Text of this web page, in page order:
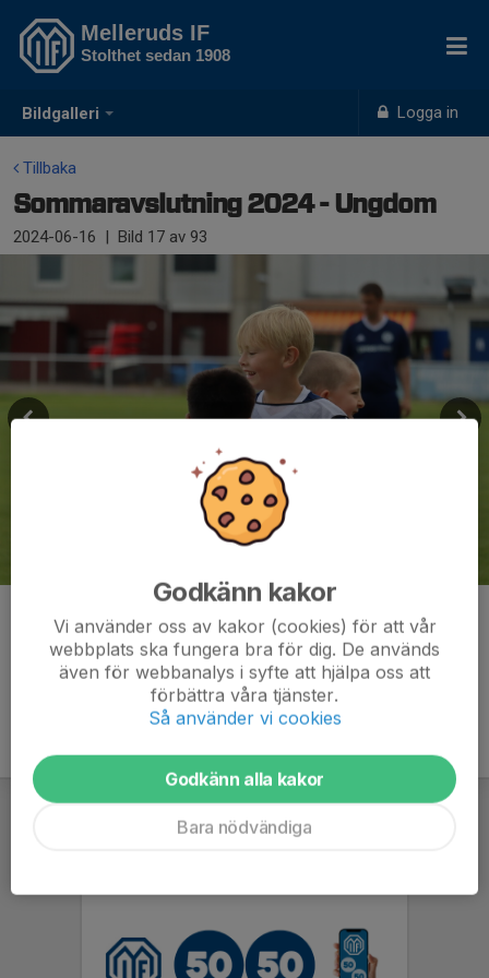
Bildgalleri Logga in
Melleruds IF
Stolthet sedan 1908
Tillbaka
Sommaravslutning 2024 - Ungdom
2024-06-16 | Bild 17 av 93
Kommentarer
Godkänn kakor
Vi använder oss av kakor (cookies) för att vår
webbplats ska fungera bra för dig. De används
även för webbanalys i syfte att hjälpa oss att
förbättra våra tjänster.
Så använder vi cookies
Godkänn alla kakor
Bara nödvändiga